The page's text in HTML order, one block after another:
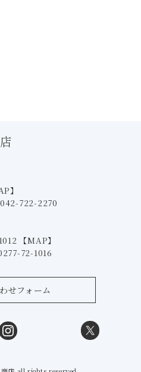
】
722-2270
【MAP】
72-1016
せフォーム